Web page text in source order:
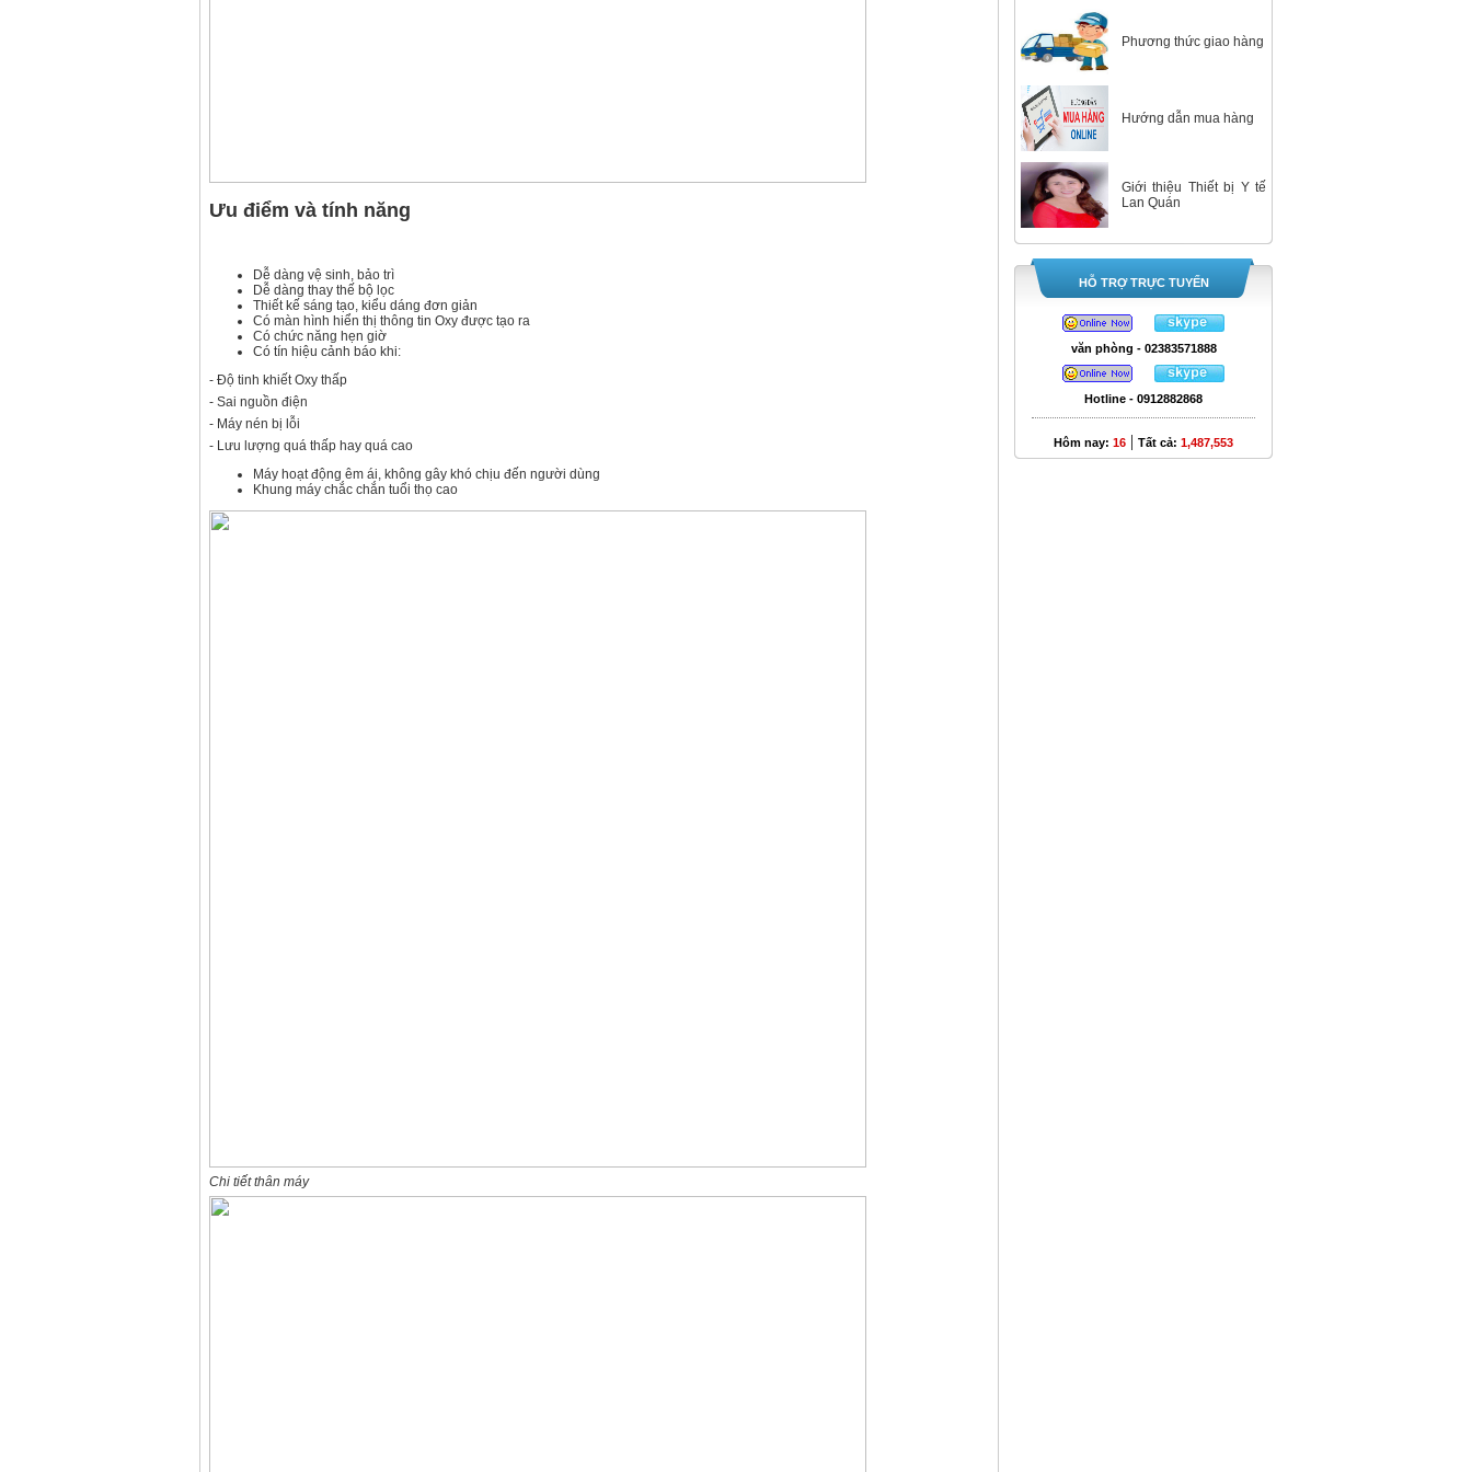
Ưu điểm và tính năng
Dễ dàng vệ sinh, bảo trì
Dễ dàng thay thế bộ lọc
Thiết kế sáng tạo, kiểu dáng đơn giản
Có màn hình hiển thị thông tin Oxy được tạo ra
Có chức năng hẹn giờ
Có tín hiệu cảnh báo khi:
- Độ tinh khiết Oxy thấp
- Sai nguồn điện
- Máy nén bị lỗi
- Lưu lượng quá thấp hay quá cao
Máy hoạt động êm ái, không gây khó chịu đến người dùng
Khung máy chắc chắn tuổi thọ cao
Chi tiết thân máy
Phương thức giao hàng
Hướng dẫn mua hàng
Giới thiệu Thiết bị Y tế
Lan Quán
HỖ TRỢ TRỰC TUYẾN
văn phòng - 02383571888
Hotline - 0912882868
Hôm nay: 16 | Tất cả: 1,487,553